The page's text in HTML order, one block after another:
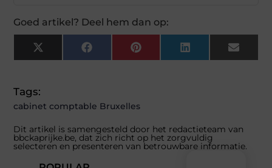
Goed artikel? Deel hem dan op:
X
(Twitter)
FacebookPinterestLinkedInEmail
Tags:
cabinet comptable Bruxelles
Dit artikel is samengesteld door het redactieteam van
bbckaprijke.be, dat zich richt op het zorgvuldig
selecteren en presenteren van betrouwbare informatie.